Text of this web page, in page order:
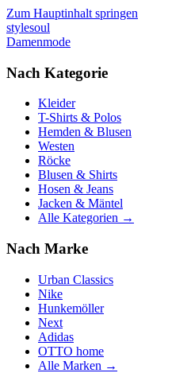
Zum Hauptinhalt springen
stylesoul
Damenmode
Nach Kategorie
Kleider
T-Shirts & Polos
Hemden & Blusen
Westen
Röcke
Blusen & Shirts
Hosen & Jeans
Jacken & Mäntel
Alle Kategorien →
Nach Marke
Urban Classics
Nike
Hunkemöller
Next
Adidas
OTTO home
Alle Marken →